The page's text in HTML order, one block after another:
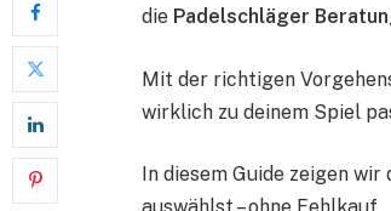
die Padelschläger
Mit der richtigen
wirklich zu deinem Spiel
In diesem Guide zeigen